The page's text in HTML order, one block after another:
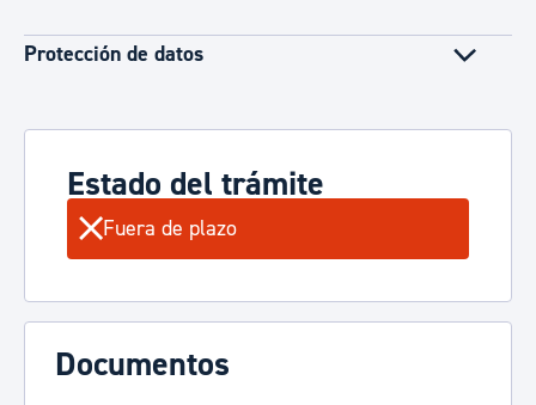
Protección de datos
Estado del trámite
Fuera de plazo
Documentos